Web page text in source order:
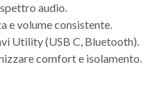
audio.
e volume consistente.
Utility (USB C, Bluetooth).
comfort e isolamento.